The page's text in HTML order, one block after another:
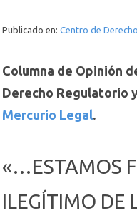
Publicado en: Centro de
Columna de Opinión
Derecho Regulatorio
Mercurio Legal.
«…ESTAMOS
ILEGÍTIMO DE